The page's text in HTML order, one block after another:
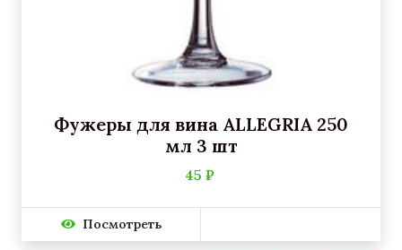
Фужеры для вина ALLEGRIA 250
мл 3 шт
45 ₽
Посмотреть